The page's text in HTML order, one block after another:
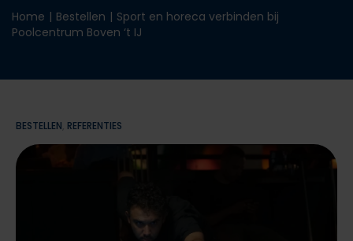
Home | Bestellen | Sport en horeca verbinden bij
Poolcentrum Boven ‘t IJ
BESTELLEN REFERENTIES